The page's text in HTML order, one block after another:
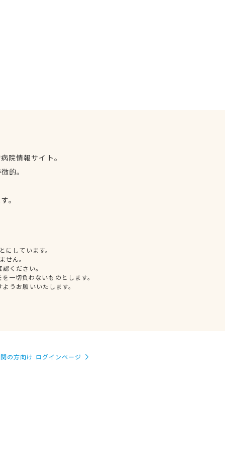
院情報サイト。
的。
。
しています。
せん。
ください。
一切負わないものとします。
うお願いいたします。
の方向け ログインページ